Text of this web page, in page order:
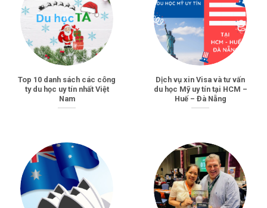
Top 10 danh sách các công
ty du học uy tín nhất Việt
Nam
Dịch vụ xin Visa và tư vấn
du học Mỹ uy tín tại HCM –
Huế – Đà Nẵng